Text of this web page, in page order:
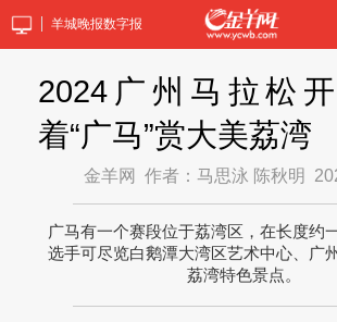
羊城晚报数字报
2024广州马拉松
着“广马”赏大美荔湾
金羊网 作者：马思泳 陈秋明
广马有一个赛段位于荔湾区，在长度约
选手可尽览白鹅潭大湾区艺术中心、广
荔湾特色景点。